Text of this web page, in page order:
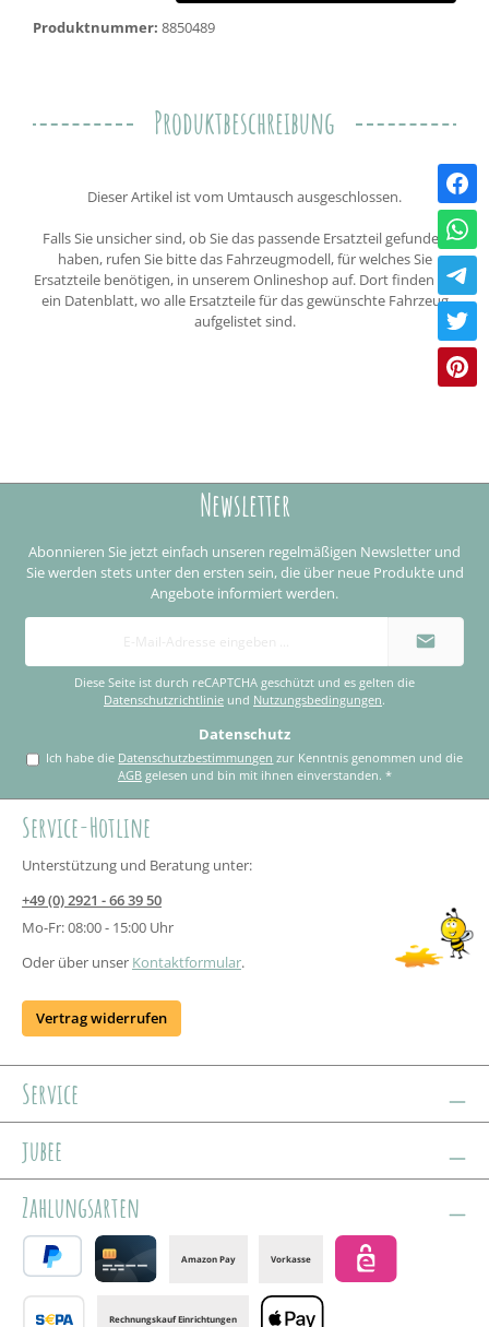
Produktnummer: 8850489
Produktbeschreibung
Dieser Artikel ist vom Umtausch ausgeschlossen.
Falls Sie unsicher sind, ob Sie das passende Ersatzteil gefunden
haben, rufen Sie bitte das Fahrzeugmodell, für welches Sie
Ersatzteile benötigen, in unserem Onlineshop auf. Dort finden Sie
ein Datenblatt, wo alle Ersatzteile für das gewünschte Fahrzeug
aufgelistet sind.
Newsletter
Abonnieren Sie jetzt einfach unseren regelmäßigen Newsletter und
Sie werden stets unter den ersten sein, die über neue Produkte und
Angebote informiert werden.
E-
Adresse
Diese Seite ist durch reCAPTCHA geschützt und es gelten die
Datenschutzrichtlinie und Nutzungsbedingungen.
Datenschutz
Ich habe die Datenschutzbestimmungen
AGB gelesen und bin mit ihnen einverstanden.*
Service-Hotline
Unterstützung und Beratung unter:
+49 (0) 2921 - 66 39 50
Mo-Fr: 08:00 - 15:00 Uhr
Oder über unser Kontaktformular.
Vertrag widerrufen
Service
jubee
Zahlungsarten
Amazon Pay Vorkasse
Rechnungskauf Einrichtungen